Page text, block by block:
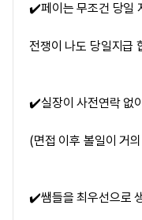
✔️페이는 무조건 당일
전쟁이 나도 당일지급
✔️실장이 사전연락 없
(면접 이후 볼일이 거
✔️쌤들을 최우선으로